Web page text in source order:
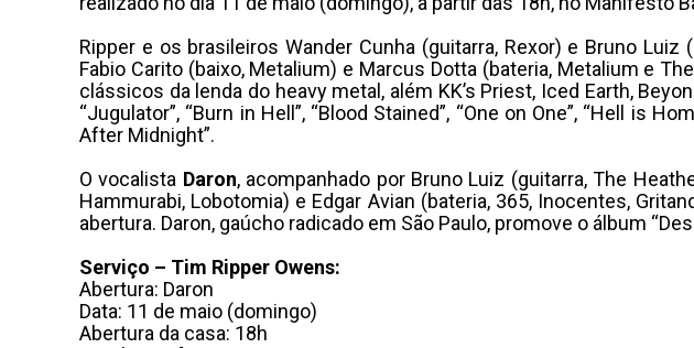
Ripper e os brasileiros Wander Cunha (guitarra, Rexor) e Bruno
Fabio Carito (baixo, Metalium) e Marcus Dotta (bateria, Metalium e
clássicos da lenda do heavy metal, além KK’s Priest, Iced Earth,
“Jugulator”, “Burn in Hell”, “Blood Stained”, “One on One”, “Hell is
After Midnight”.
O vocalista Daron, acompanhado por Bruno Luiz (guitarra, The
Hammurabi, Lobotomia) e Edgar Avian (bateria, 365, Inocentes,
abertura. Daron, gaúcho radicado em São Paulo, promove o álbum
Serviço – Tim Ripper Owens:
Abertura: Daron
Data: 11 de maio (domingo)
Abertura da casa: 18h